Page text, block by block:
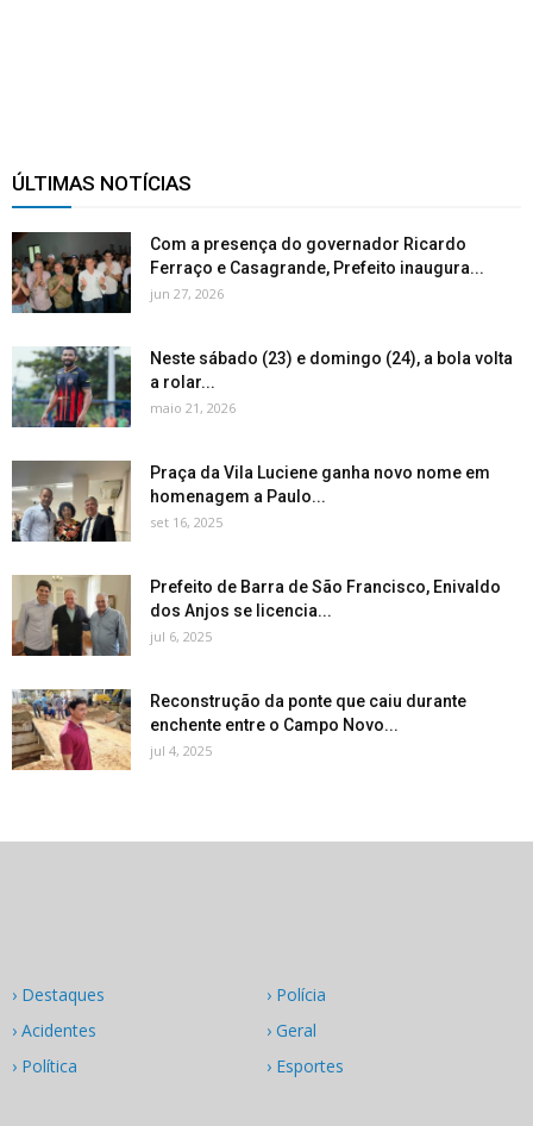
ÚLTIMAS NOTÍCIAS
Com a presença do governador Ricardo
Ferraço e Casagrande, Prefeito inaugura...
jun 27, 2026
Neste sábado (23) e domingo (24), a bola volta
a rolar...
maio 21, 2026
Praça da Vila Luciene ganha novo nome em
homenagem a Paulo...
set 16, 2025
Prefeito de Barra de São Francisco, Enivaldo
dos Anjos se licencia...
jul 6, 2025
Reconstrução da ponte que caiu durante
enchente entre o Campo Novo...
jul 4, 2025
› Destaques
› Acidentes
› Política
› Polícia
› Geral
› Esportes